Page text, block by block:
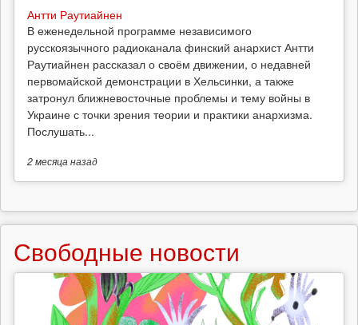
Антти Раутиайнен
В еженедельной программе независимого
русскоязычного радиоканала финский анархист Антти
Раутиайнен рассказал о своём движении, о недавней
первомайской демонстрации в Хельсинки, а также
затронул ближневосточные проблемы и тему войны в
Украине с точки зрения теории и практики анархизма.
Послушать...
2 месяцаназад
Свободные новости